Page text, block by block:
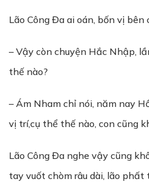
Lão Công Đa ai oán, bốn vị
– Vậy còn chuyện Hắc Nhập,
thế nào?
– Ám Nham chỉ nói, năm nay
vị trí,cụ thể thế nào, con cũng
Lão Công Đa nghe vậy cũng
tay vuốt chòm râu dài, lão phất